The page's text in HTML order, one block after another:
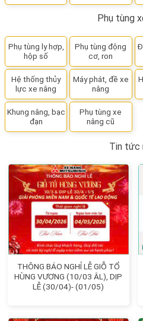
Phụ tùng
Phụ tùng ly hợp,
hộp số
Phụ tùng động
cơ, ron
Hệ thống thủy
lực xe nâng
Máy phát, đề xe
nâng
Khung nâng, bạc
đạn
Phụ tùng xe
nâng cũ
Tin tức
THÔNG BÁO NGHỈ LỄ GIỖ TỔ
HÙNG VƯƠNG (10/03 ÂL), DỊP
LỄ (30/04)- (01/05)